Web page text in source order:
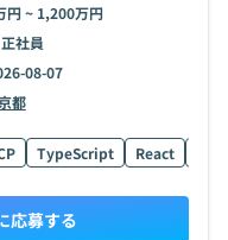
円 ~ 1,200万円
正社員
08-07
都
TypeScript React
応募する